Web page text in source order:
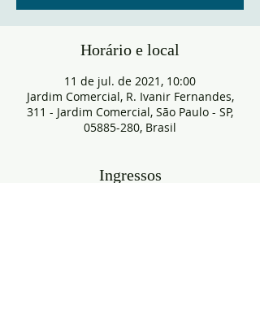
Horário e local
11 de jul. de 2021, 10:00
Jardim Comercial, R. Ivanir Fernandes,
311 - Jardim Comercial, São Paulo - SP,
05885-280, Brasil
Ingressos